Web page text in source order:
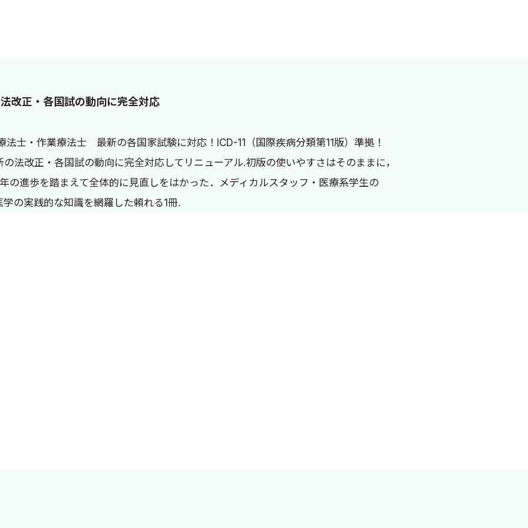
改正・各国試の動向に完全対応
士・作業療法士 最新の各国家試験に対応！ICD-11（国際疾病分類第11版）準拠！
法改正・各国試の動向に完全対応してリニューアル.初版の使いやすさはそのままに，
の進歩を踏まえて全体的に見直しをはかった．メディカルスタッフ・医療系学生の
の実践的な知識を網羅した頼れる1冊.